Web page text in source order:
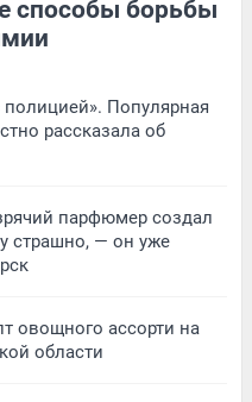
способы борьбы
Популярная
рассказала об
парфюмер создал
страшно, — он уже
овощного ассорти на
области